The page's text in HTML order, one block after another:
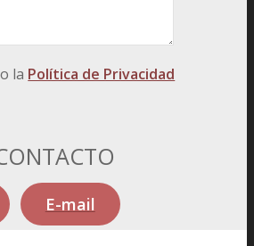
la Política de Privacidad
E-mail